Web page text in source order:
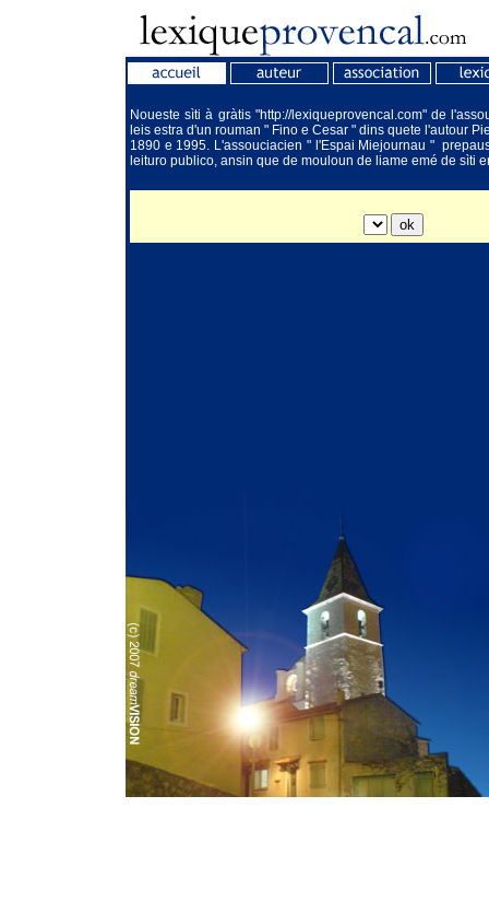
Noueste sìti à gràtis "http://lexiqueprovencal.com" de
leis estra d'un rouman " Fino e Cesar " dins quete l'autour
1890 e 1995. L'assouciacien " l'Espai Miejournau "
leituro publico, ansin que de mouloun de liame emé de sìti